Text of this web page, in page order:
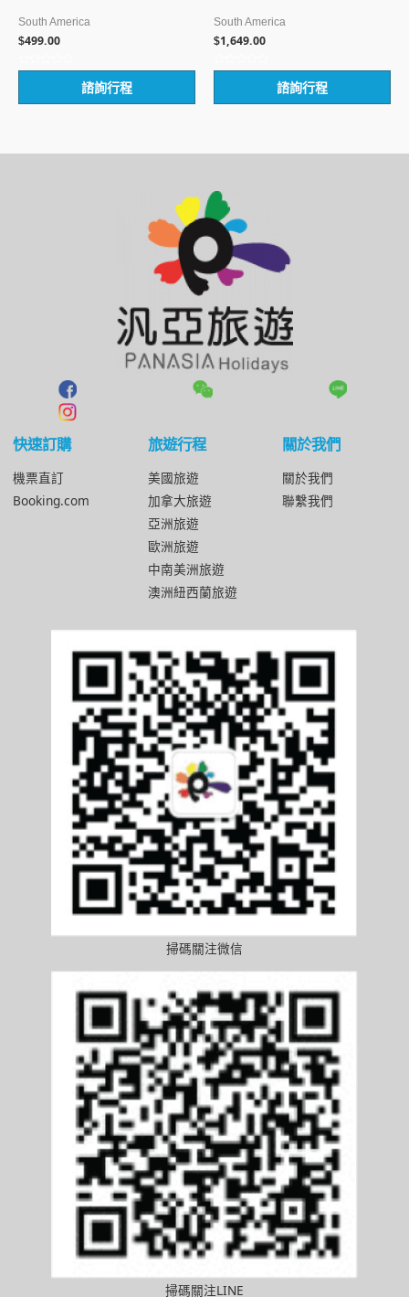
South America
$499.00
評
滿
諮詢行程
South America
$1,649.00
評
滿
諮詢行程
快速訂購
機票直訂
Booking.com
旅遊行程
美國旅遊
加拿大旅遊
亞洲旅遊
歐洲旅遊
中南美洲旅遊
澳洲紐西蘭旅遊
關於我們
關於我們
聯繫我們
掃碼關注微信
掃碼關注LINE